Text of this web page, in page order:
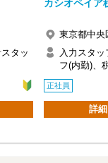
可
タッ
カシオペイア
東京都中央
入力スタ
フ(内勤)、
正社員
詳